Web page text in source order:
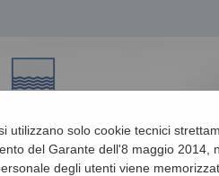
utilizzano solo cookie tecnici
del Garante dell'8 maggio 2014,
degli utenti viene